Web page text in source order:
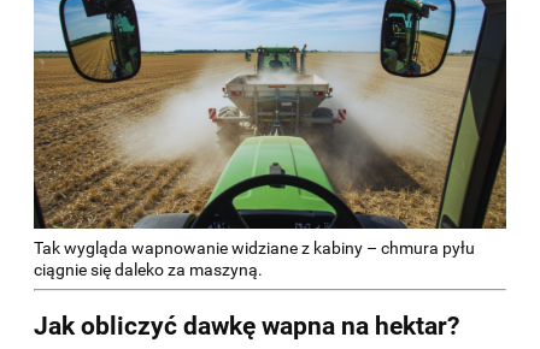
Tak wygląda wapnowanie widziane z kabiny – chmura pyłu
ciągnie się daleko za maszyną.
Jak obliczyć dawkę wapna na hektar?